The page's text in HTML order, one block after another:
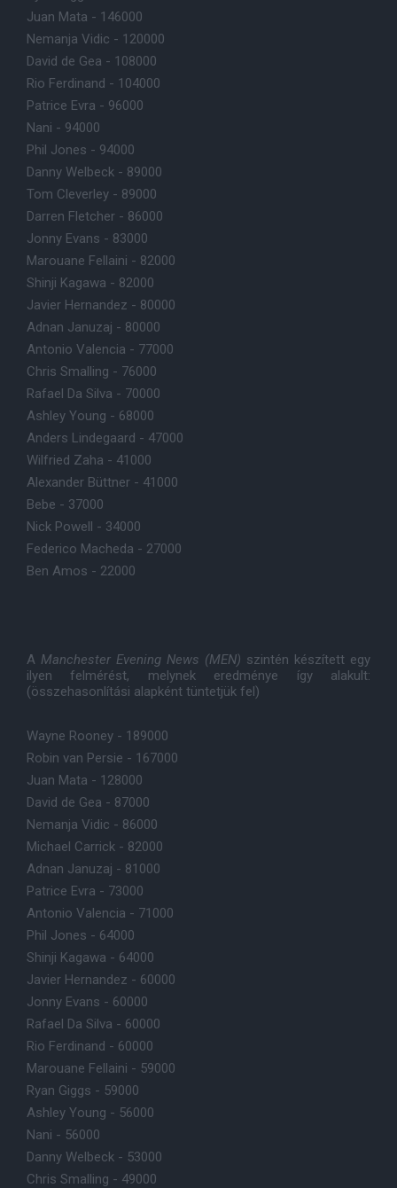
Juan Mata - 146000
Nemanja Vidic - 120000
David de Gea - 108000
Rio Ferdinand - 104000
Patrice Evra - 96000
Nani - 94000
Phil Jones - 94000
Danny Welbeck - 89000
Tom Cleverley - 89000
Darren Fletcher - 86000
Jonny Evans - 83000
Marouane Fellaini - 82000
Shinji Kagawa - 82000
Javier Hernandez - 80000
Adnan Januzaj - 80000
Antonio Valencia - 77000
Chris Smalling - 76000
Rafael Da Silva - 70000
Ashley Young - 68000
Anders Lindegaard - 47000
Wilfried Zaha - 41000
Alexander Büttner - 41000
Bebe - 37000
Nick Powell - 34000
Federico Macheda - 27000
Ben Amos - 22000
A Manchester Evening News (MEN) szintén készített egy
ilyen felmérést, melynek eredménye így alakult:
(összehasonlítási alapként tüntetjük fel)
Wayne Rooney - 189000
Robin van Persie - 167000
Juan Mata - 128000
David de Gea - 87000
Nemanja Vidic - 86000
Michael Carrick - 82000
Adnan Januzaj - 81000
Patrice Evra - 73000
Antonio Valencia - 71000
Phil Jones - 64000
Shinji Kagawa - 64000
Javier Hernandez - 60000
Jonny Evans - 60000
Rafael Da Silva - 60000
Rio Ferdinand - 60000
Marouane Fellaini - 59000
Ryan Giggs - 59000
Ashley Young - 56000
Nani - 56000
Danny Welbeck - 53000
Chris Smalling - 49000